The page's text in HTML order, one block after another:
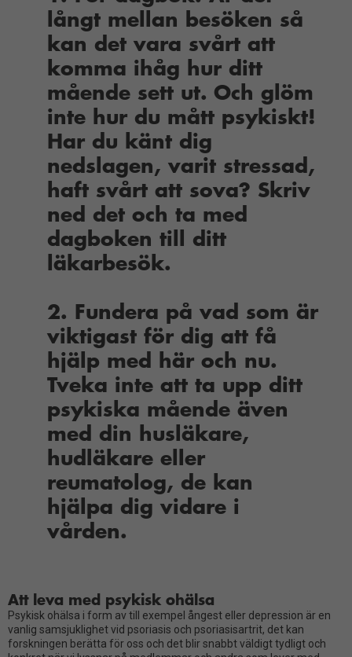
långt mellan besöken så
kan det vara svårt att
komma ihåg hur ditt
mående sett ut. Och glöm
inte hur du mått psykiskt!
Har du känt dig
nedslagen, varit stressad,
haft svårt att sova? Skriv
ned det och ta med
dagboken till ditt
läkarbesök.
2. Fundera på vad som är
viktigast för dig att få
hjälp med här och nu.
Tveka inte att ta upp ditt
psykiska mående även
med din husläkare,
hudläkare eller
reumatolog, de kan
hjälpa dig vidare i
vården.
Att leva med psykisk ohälsa
Psykisk ohälsa i form av till exempel ångest eller depression är en
vanlig samsjuklighet vid psoriasis och psoriasisartrit, det kan
forskningen berätta för oss och det blir snabbt väldigt tydligt och